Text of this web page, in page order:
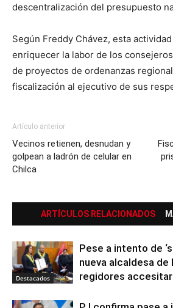
descentralización del presupuesto
Según Freddy Chávez, esta
enriquecer la labor de los
de proyectos de ordenanzas
fiscalización al ejecutivo de sus
Artículo anterior
Vecinos retienen, desnudan y
golpean a ladrón de celular en
Chilca
ARTÍCULOS RELACIONADOS
Destacados
Pese a intento de
nueva alcaldesa de
regidores